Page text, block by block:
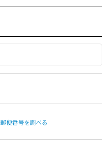
郵便番号を調べる